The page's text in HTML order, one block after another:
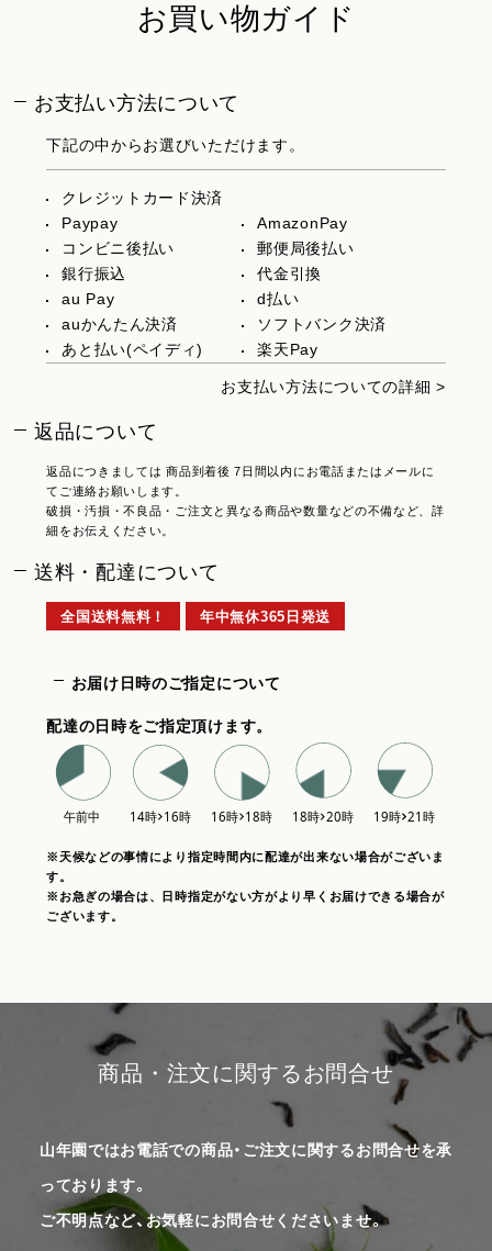
お買い物ガイド
お支払い方法について
下記の中からお選びいただけます。
クレジットカード決済
Paypay
AmazonPay
コンビニ後払い
郵便局後払い
銀行振込
代金引換
au Pay
d払い
auかんたん決済
ソフトバンク決済
あと払い(ペイディ)
楽天Pay
お支払い方法についての詳細 >
返品について
返品につきましては 商品到着後 7日間以内にお電話またはメールに
てご連絡お願いします。
破損・汚損・不良品・ご注文と異なる商品や数量などの不備など、詳
細をお伝えください。
送料・配達について
全国送料無料！ 年中無休365日発送
お届け日時のご指定について
配達の日時をご指定頂けます。
※天候などの事情により指定時間内に配達が出来ない場合がございま
す。
※お急ぎの場合は、日時指定がない方がより早くお届けできる場合が
ございます。
商品・注文に関するお問合せ
山年園ではお電話での商品・ご注文に関するお問合せを承
っております。
ご不明点など、お気軽にお問合せくださいませ。